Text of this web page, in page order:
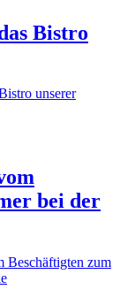
Bistro
unserer
bei der
Beschäftigten zum